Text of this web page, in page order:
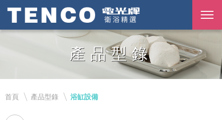
產品型錄
首頁 產品型錄 浴缸設備